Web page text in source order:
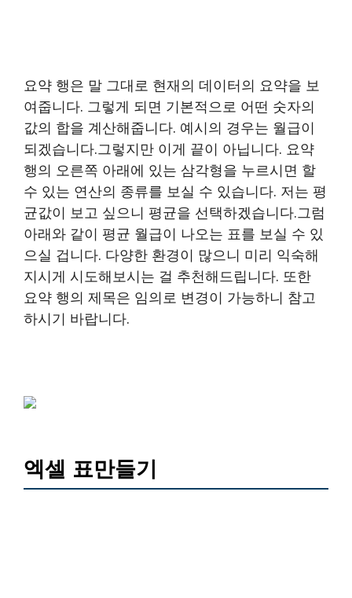
요약 행은 말 그대로 현재의 데이터의 요약을 보
여줍니다. 그렇게 되면 기본적으로 어떤 숫자의
값의 합을 계산해줍니다. 예시의 경우는 월급이
되겠습니다.그렇지만 이게 끝이 아닙니다. 요약
행의 오른쪽 아래에 있는 삼각형을 누르시면 할
수 있는 연산의 종류를 보실 수 있습니다. 저는 평
균값이 보고 싶으니 평균을 선택하겠습니다.그럼
아래와 같이 평균 월급이 나오는 표를 보실 수 있
으실 겁니다. 다양한 환경이 많으니 미리 익숙해
지시게 시도해보시는 걸 추천해드립니다. 또한
요약 행의 제목은 임의로 변경이 가능하니 참고
하시기 바랍니다.
엑셀 표만들기